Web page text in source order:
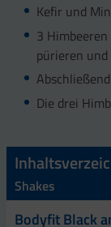
Kefir und
3
pürieren und
Die drei
Shakes
Bodyfit Black